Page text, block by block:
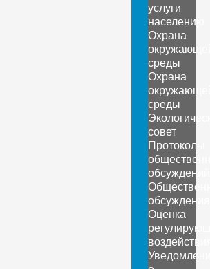
услуги
населению
Охрана
среды
Охрана
среды
совет
Протоколы
обсуждений
обсуждения
Оценка